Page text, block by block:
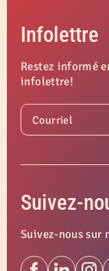
Infolettre
Restez informé
infolettre!
Courriel
Suivez-
Suivez-nous sur